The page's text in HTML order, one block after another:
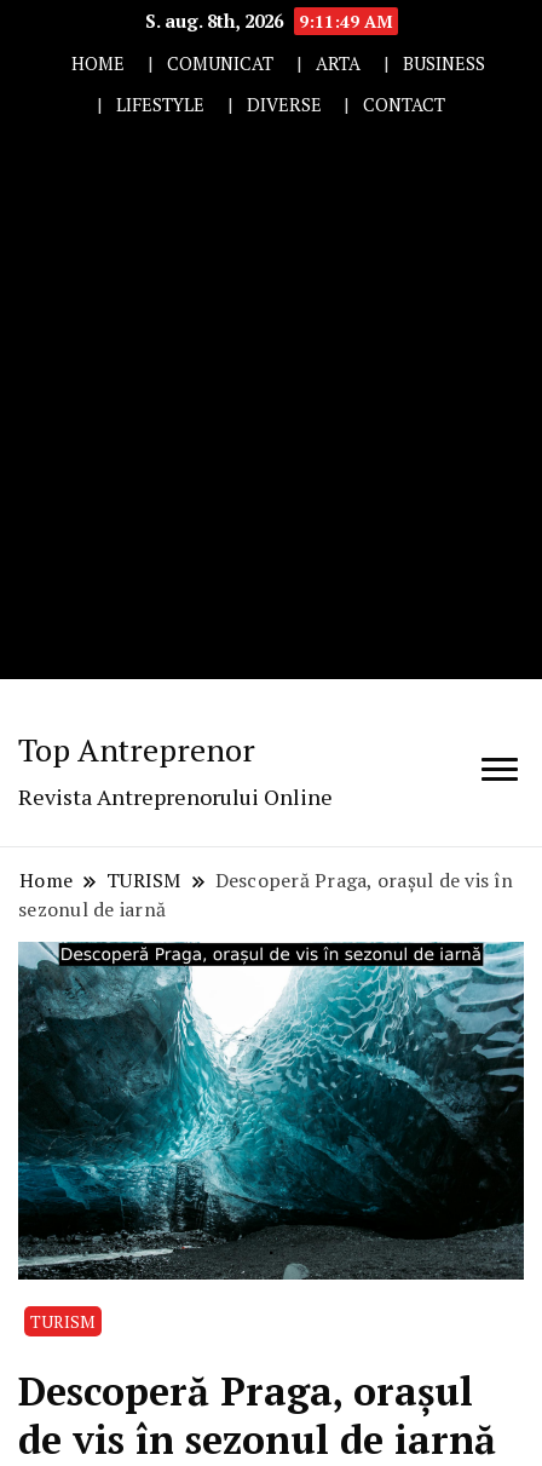
S. aug. 8th, 2026
9:11:50 AM
HOME
COMUNICAT ARTA
BUSINESS
LIFESTYLE
DIVERSE CONTACT
Top Antreprenor
Revista Antreprenorului Online
Home TURISM
Descoperă Praga, orașul de vis în
sezonul de iarnă
TURISM
Descoperă Praga, orașul
de vis în sezonul de iarnă